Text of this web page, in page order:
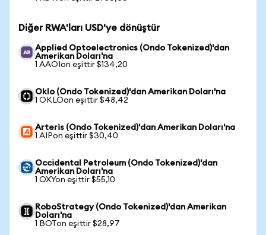
Diğer RWA'ları USD'ye dönüştür
Applied Optoelectronics (Ondo Tokenized)'dan
Amerikan Doları'na
1 AAOIon eşittir $134,20
Oklo (Ondo Tokenized)'dan Amerikan Doları'na
1 OKLOon eşittir $48,42
Arteris (Ondo Tokenized)'dan Amerikan Doları'na
1 AIPon eşittir $30,40
Occidental Petroleum (Ondo Tokenized)'dan
Amerikan Doları'na
1 OXYon eşittir $55,10
RoboStrategy (Ondo Tokenized)'dan Amerikan
Doları'na
1 BOTon eşittir $28,97